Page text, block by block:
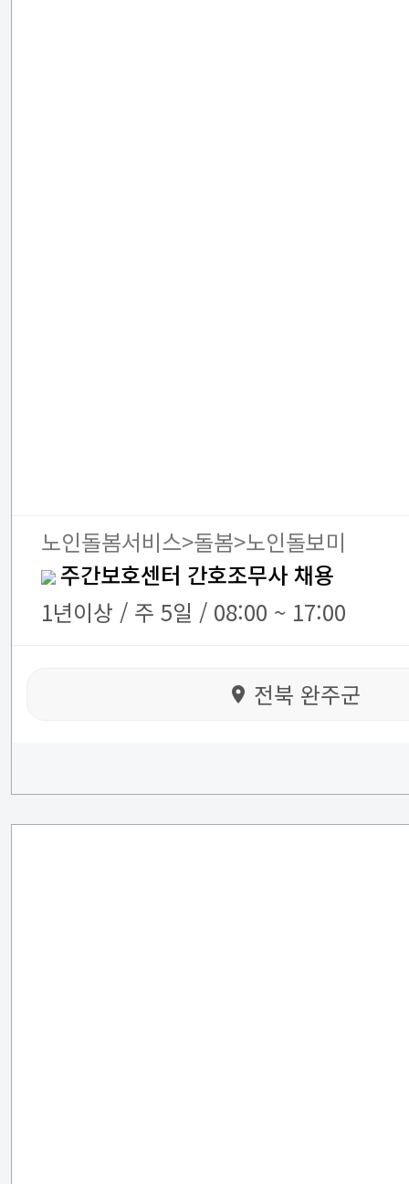
노인돌봄서비스>돌봄>노인돌보미
주간보호센터 간호조무사 채용
1년이상 / 주 5일 / 08:00 ~ 17:00
전북 완주군